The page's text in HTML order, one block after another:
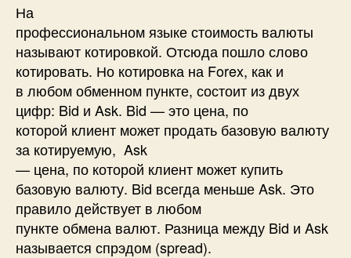
На
профессиональном языке стоимость валюты
называют котировкой. Отсюда пошло слово
котировать. Но котировка на Forex, как и
в любом обменном пункте, состоит из двух
цифр: Bid и Ask. Bid — это цена, по
которой клиент может продать базовую валюту
за котируемую, Ask
— цена, по которой клиент может купить
базовую валюту. Bid всегда меньше Ask. Это
правило действует в любом
пункте обмена валют. Разница между Bid и Ask
называется спрэдом (spread).